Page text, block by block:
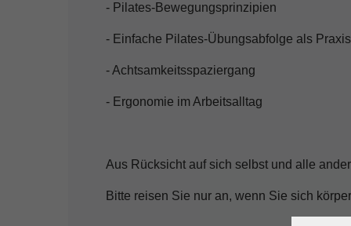
- Pilates-Bewegungsprinzipien
- Einfache Pilates-Übungsabfolge als
- Achtsamkeitsspaziergang
- Ergonomie im Arbeitsalltag
Aus Rücksicht auf sich selbst und alle
Bitte reisen Sie nur an, wenn Sie sich